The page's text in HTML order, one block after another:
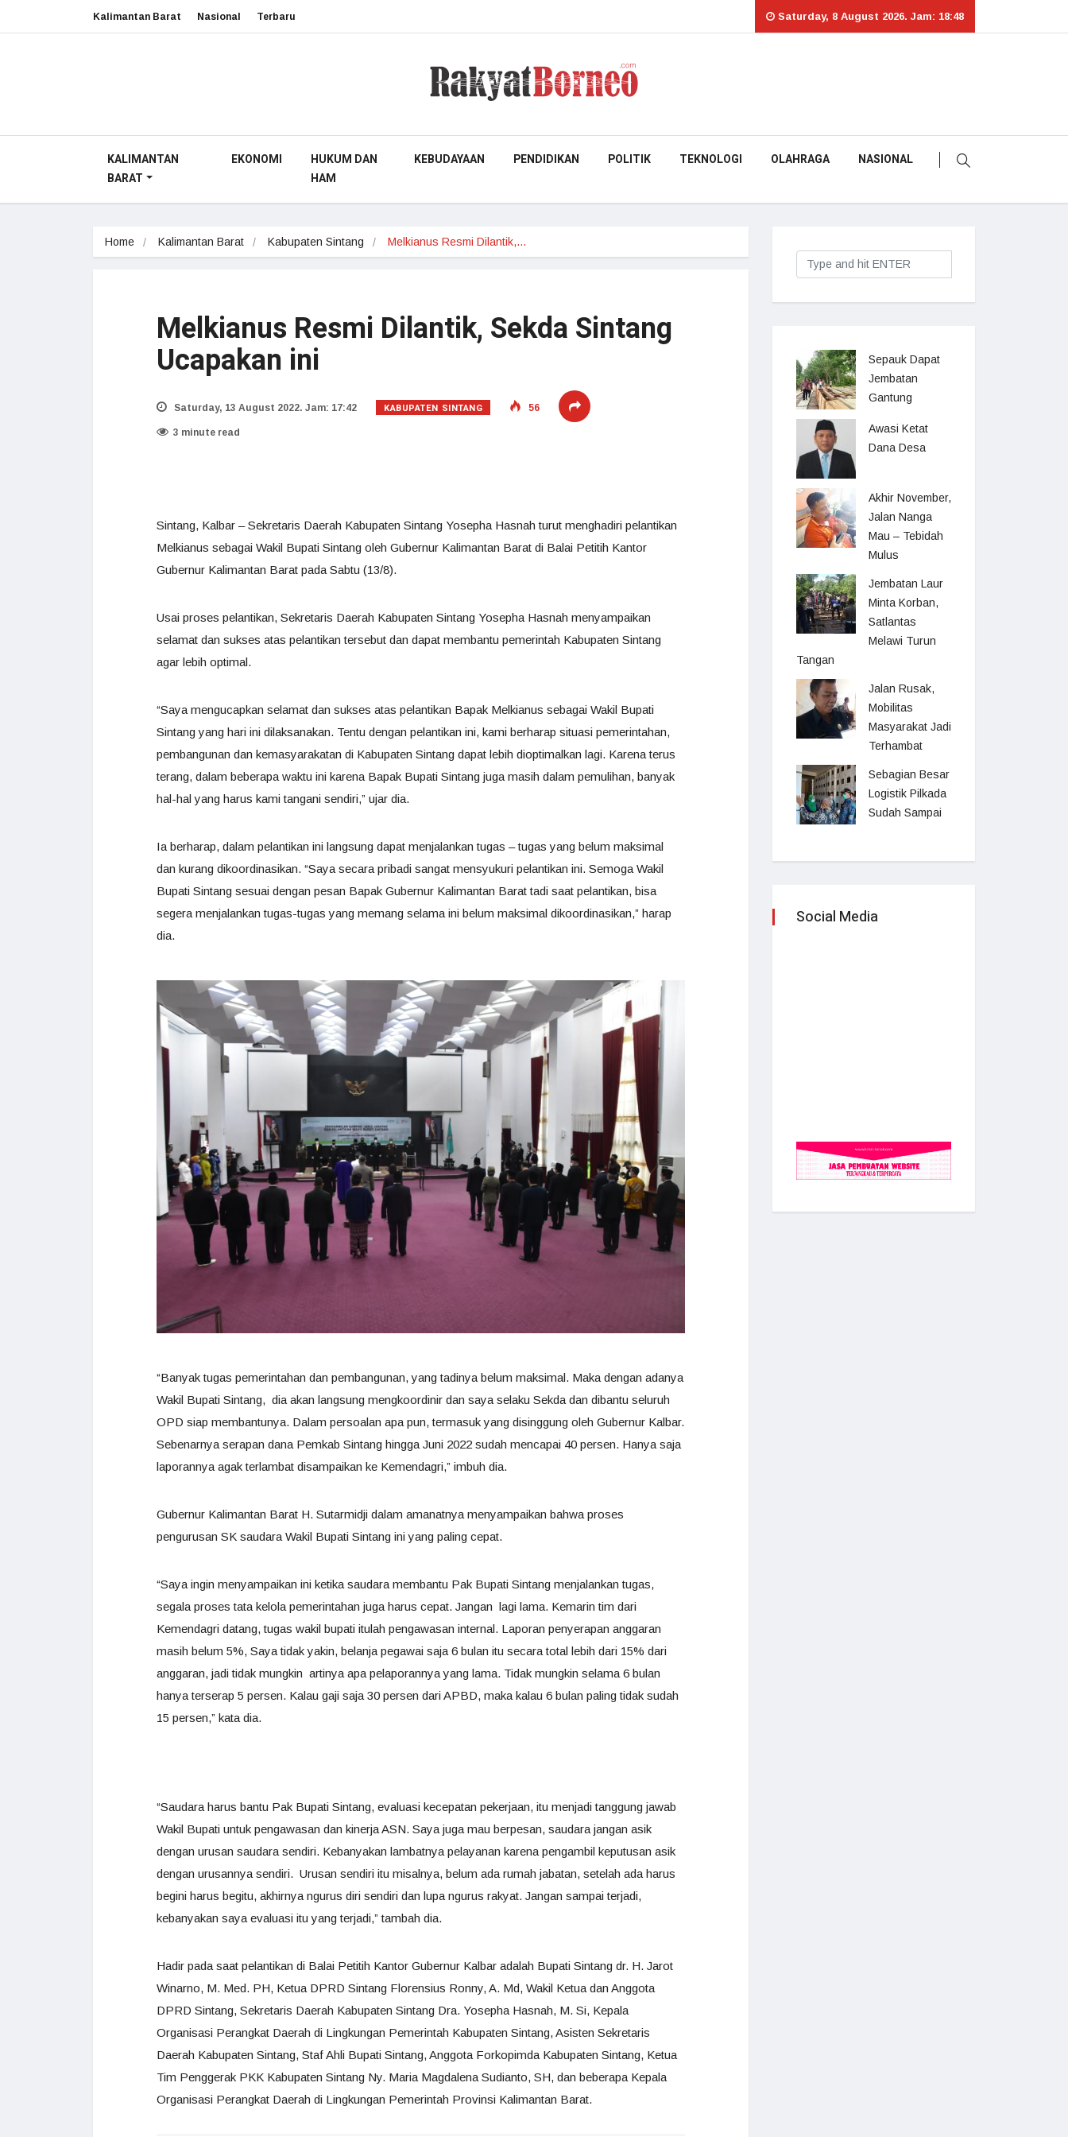
Kalimantan Barat Nasional Terbaru Saturday, 8 August 2026. Jam: 18:48
KALIMANTAN
BARAT
EKONOMI
HUKUM DAN
HAM
KEBUDAYAAN PENDIDIKAN POLITIK TEKNOLOGI OLAHRAGA NASIONAL
Home Kalimantan Barat Kabupaten Sintang Melkianus Resmi Dilantik,…
Melkianus Resmi Dilantik, Sekda Sintang
Ucapakan ini
Saturday, 13 August 2022. Jam: 17:42 KABUPATEN SINTANG 56
3 minute read
Sintang, Kalbar – Sekretaris Daerah Kabupaten Sintang Yosepha Hasnah turut menghadiri pelantikan
Melkianus sebagai Wakil Bupati Sintang oleh Gubernur Kalimantan Barat di Balai Petitih Kantor
Gubernur Kalimantan Barat pada Sabtu (13/8).
Usai proses pelantikan, Sekretaris Daerah Kabupaten Sintang Yosepha Hasnah menyampaikan
selamat dan sukses atas pelantikan tersebut dan dapat membantu pemerintah Kabupaten Sintang
agar lebih optimal.
“Saya mengucapkan selamat dan sukses atas pelantikan Bapak Melkianus sebagai Wakil Bupati
Sintang yang hari ini dilaksanakan. Tentu dengan pelantikan ini, kami berharap situasi pemerintahan,
pembangunan dan kemasyarakatan di Kabupaten Sintang dapat lebih dioptimalkan lagi. Karena terus
terang, dalam beberapa waktu ini karena Bapak Bupati Sintang juga masih dalam pemulihan, banyak
hal-hal yang harus kami tangani sendiri,” ujar dia.
Ia berharap, dalam pelantikan ini langsung dapat menjalankan tugas – tugas yang belum maksimal
dan kurang dikoordinasikan. “Saya secara pribadi sangat mensyukuri pelantikan ini. Semoga Wakil
Bupati Sintang sesuai dengan pesan Bapak Gubernur Kalimantan Barat tadi saat pelantikan, bisa
segera menjalankan tugas-tugas yang memang selama ini belum maksimal dikoordinasikan,” harap
dia.
“Banyak tugas pemerintahan dan pembangunan, yang tadinya belum maksimal. Maka dengan adanya
Wakil Bupati Sintang, dia akan langsung mengkoordinir dan saya selaku Sekda dan dibantu seluruh
OPD siap membantunya. Dalam persoalan apa pun, termasuk yang disinggung oleh Gubernur Kalbar.
Sebenarnya serapan dana Pemkab Sintang hingga Juni 2022 sudah mencapai 40 persen. Hanya saja
laporannya agak terlambat disampaikan ke Kemendagri,” imbuh dia.
Gubernur Kalimantan Barat H. Sutarmidji dalam amanatnya menyampaikan bahwa proses
pengurusan SK saudara Wakil Bupati Sintang ini yang paling cepat.
“Saya ingin menyampaikan ini ketika saudara membantu Pak Bupati Sintang menjalankan tugas,
segala proses tata kelola pemerintahan juga harus cepat. Jangan lagi lama. Kemarin tim dari
Kemendagri datang, tugas wakil bupati itulah pengawasan internal. Laporan penyerapan anggaran
masih belum 5%, Saya tidak yakin, belanja pegawai saja 6 bulan itu secara total lebih dari 15% dari
anggaran, jadi tidak mungkin artinya apa pelaporannya yang lama. Tidak mungkin selama 6 bulan
hanya terserap 5 persen. Kalau gaji saja 30 persen dari APBD, maka kalau 6 bulan paling tidak sudah
15 persen,” kata dia.
“Saudara harus bantu Pak Bupati Sintang, evaluasi kecepatan pekerjaan, itu menjadi tanggung jawab
Wakil Bupati untuk pengawasan dan kinerja ASN. Saya juga mau berpesan, saudara jangan asik
dengan urusan saudara sendiri. Kebanyakan lambatnya pelayanan karena pengambil keputusan asik
dengan urusannya sendiri. Urusan sendiri itu misalnya, belum ada rumah jabatan, setelah ada harus
begini harus begitu, akhirnya ngurus diri sendiri dan lupa ngurus rakyat. Jangan sampai terjadi,
kebanyakan saya evaluasi itu yang terjadi,” tambah dia.
Hadir pada saat pelantikan di Balai Petitih Kantor Gubernur Kalbar adalah Bupati Sintang dr. H. Jarot
Winarno, M. Med. PH, Ketua DPRD Sintang Florensius Ronny, A. Md, Wakil Ketua dan Anggota
DPRD Sintang, Sekretaris Daerah Kabupaten Sintang Dra. Yosepha Hasnah, M. Si, Kepala
Organisasi Perangkat Daerah di Lingkungan Pemerintah Kabupaten Sintang, Asisten Sekretaris
Daerah Kabupaten Sintang, Staf Ahli Bupati Sintang, Anggota Forkopimda Kabupaten Sintang, Ketua
Tim Penggerak PKK Kabupaten Sintang Ny. Maria Magdalena Sudianto, SH, dan beberapa Kepala
Organisasi Perangkat Daerah di Lingkungan Pemerintah Provinsi Kalimantan Barat.
Sepauk Dapat
Jembatan
Gantung
Awasi Ketat
Dana Desa
Akhir November,
Jalan Nanga
Mau – Tebidah
Mulus
Jembatan Laur
Minta Korban,
Satlantas
Melawi Turun
Tangan
Jalan Rusak,
Mobilitas
Masyarakat Jadi
Terhambat
Sebagian Besar
Logistik Pilkada
Sudah Sampai
Social Media